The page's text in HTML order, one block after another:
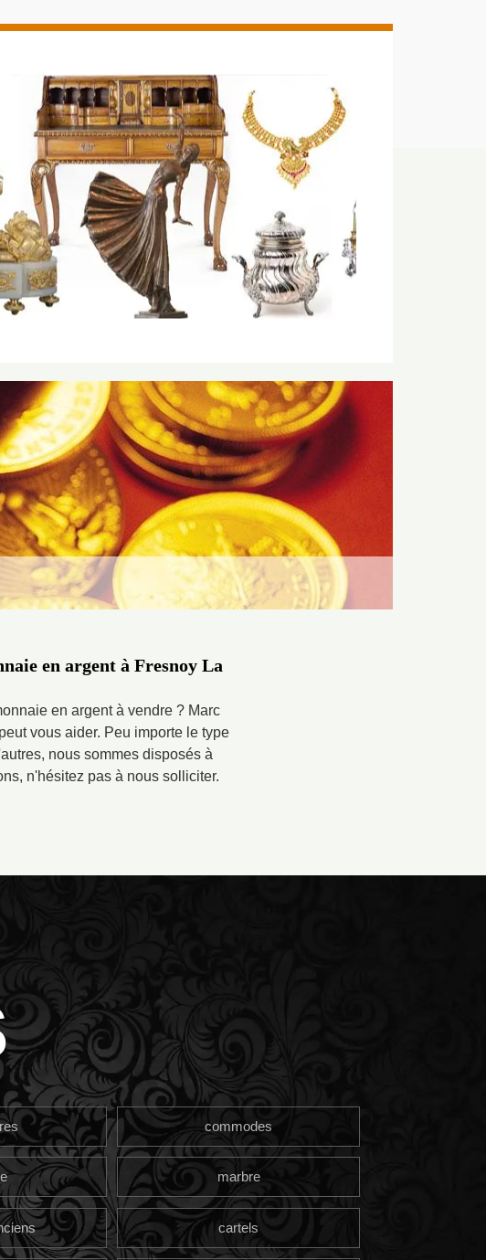
en argent à Fresnoy La
en argent à vendre ? Marc
vous aider. Peu importe le type
nous sommes disposés à
n'hésitez pas à nous solliciter.
commodes
marbre
cartels